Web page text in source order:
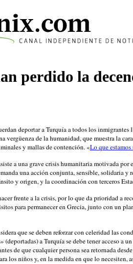
perdido la
deportar a Turquía a todos los
vergüenza de la humanidad, que muestra la
y mallas de contención. «Lo que
a una grave crisis humanitaria motivada
una acción conjunta, sensible,
y origen, y la coordinación con terceros
frente a la crisis, por lo que da prioridad a
para permanecer en Grecia, junto con un
que se deben reforzar con celeridad las
(deportadas) a Turquía se debe tener acceso
de que cualquier persona sea retornada
los niños y, en la medida en que lo necesiten,